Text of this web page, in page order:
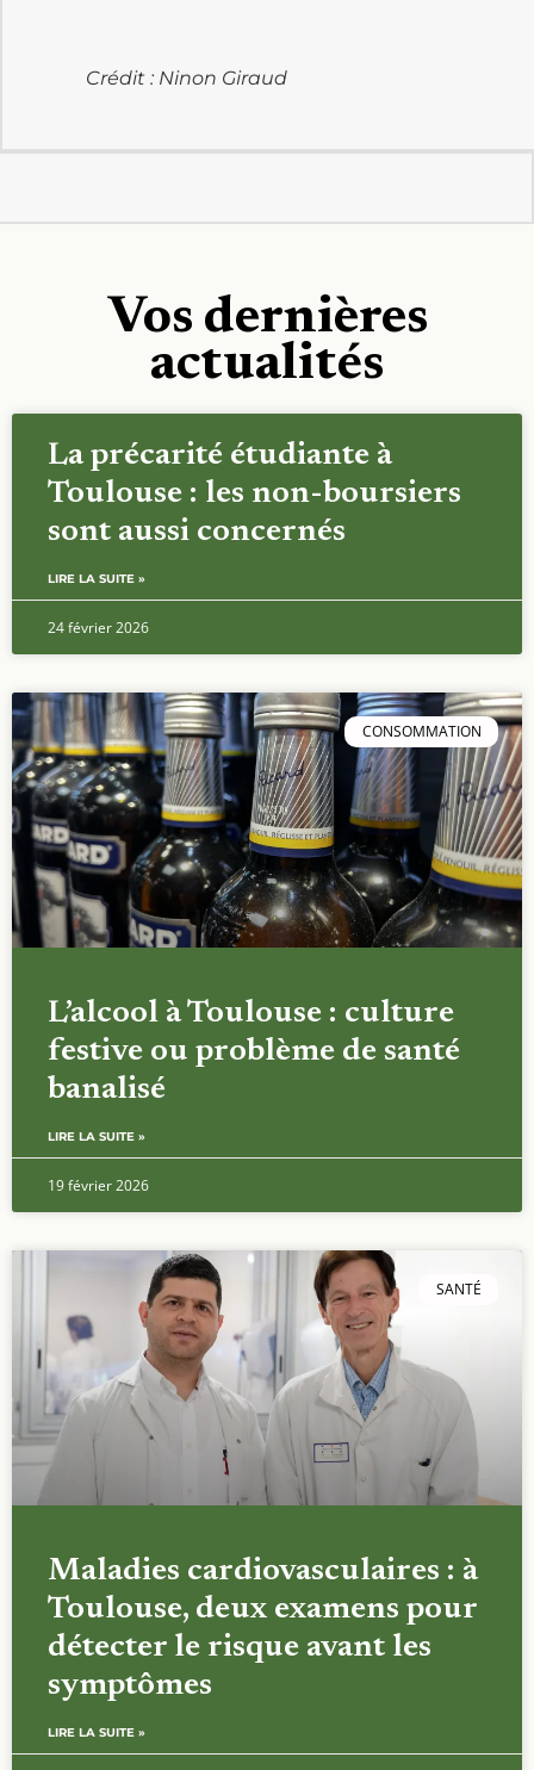
actualités
Toulouse : les non-boursiers
LIRE LA SUITE »
CONSOMMATION
L’alcool à Toulouse : culture
festive ou problème de santé
banalisé
LIRE LA SUITE »
19 février 2026
SANTÉ
Maladies cardiovasculaires : à
Toulouse, deux examens pour
détecter le risque avant les
symptômes
17 février 2026
Qui sommes-nous ?
Avec tout ça, on ne s’est même pas présenté !
Nous sommes la rédaction du 24 heures, le
média des étudiants de l’école de journalisme
et de communication ISCPA Toulouse. Chaque